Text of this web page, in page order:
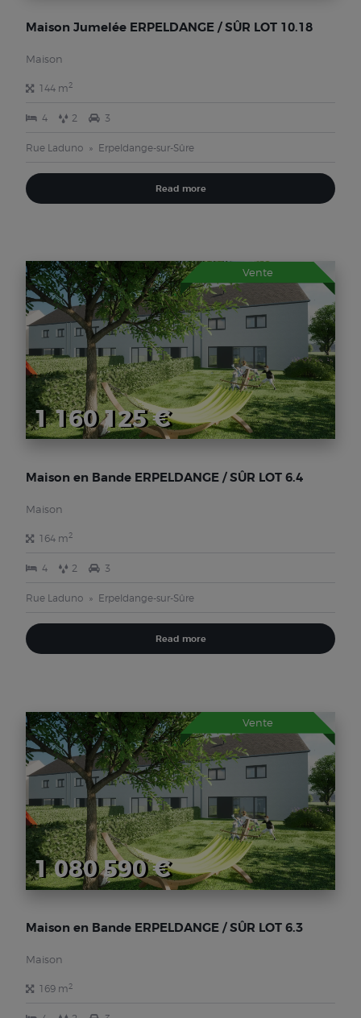
Maison Jumelée ERPELDANGE / SÛR LOT 10.18
Maison
144 m2
4 2 3
Rue Laduno Erpeldange-sur-Sûre
Read more
Vente
1 160 125 €
Maison en Bande ERPELDANGE / SÛR LOT 6.4
Maison
164 m2
4 2 3
Rue Laduno Erpeldange-sur-Sûre
Read more
Vente
1 080 590 €
Maison en Bande ERPELDANGE / SÛR LOT 6.3
Maison
169 m2